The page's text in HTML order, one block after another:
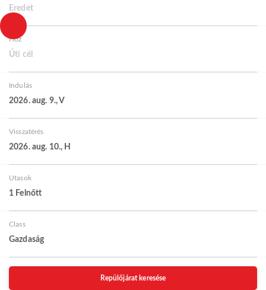
Eredet
Hoz
Úti cél
Indulás
2026. aug. 9., V
Visszatérés
2026. aug. 10., H
Utasok
1 Felnőtt
Class
Gazdaság
Repülőjárat keresése